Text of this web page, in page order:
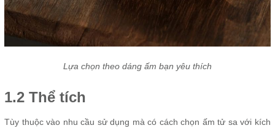
Lựa chọn theo dáng ấm bạn yêu thích
1.2 Thể tích
Tùy thuộc vào nhu cầu sử dụng mà có cách chọn ấm tử sa với kích